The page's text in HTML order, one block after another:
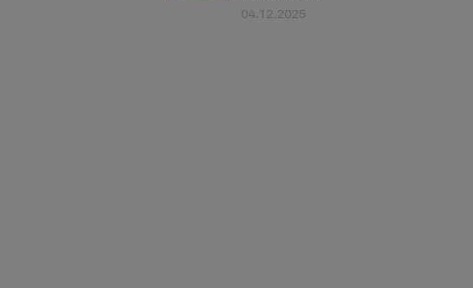
04.12.2025